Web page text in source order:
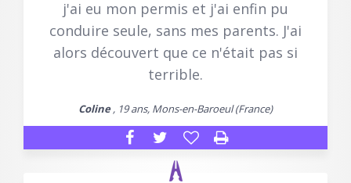
j'ai eu mon permis et j'ai enfin pu
conduire seule, sans mes parents. J'ai
alors découvert que ce n'était pas si
terrible.
Coline, 19 ans, Mons-en-Baroeul (France)